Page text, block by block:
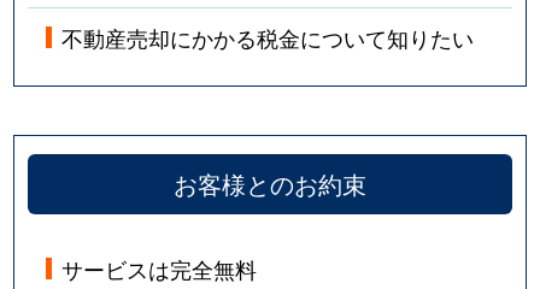
不動産売却にかかる税金について知りたい
お客様とのお約束
サービスは完全無料